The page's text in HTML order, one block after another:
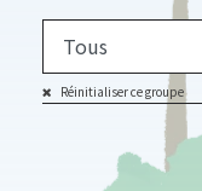
Réinitialiser ce groupe